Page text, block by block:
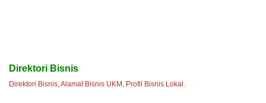
Direktori Bisnis
Direktori Bisnis, Alamat Bisnis UKM, Profil Bisnis Lokal.